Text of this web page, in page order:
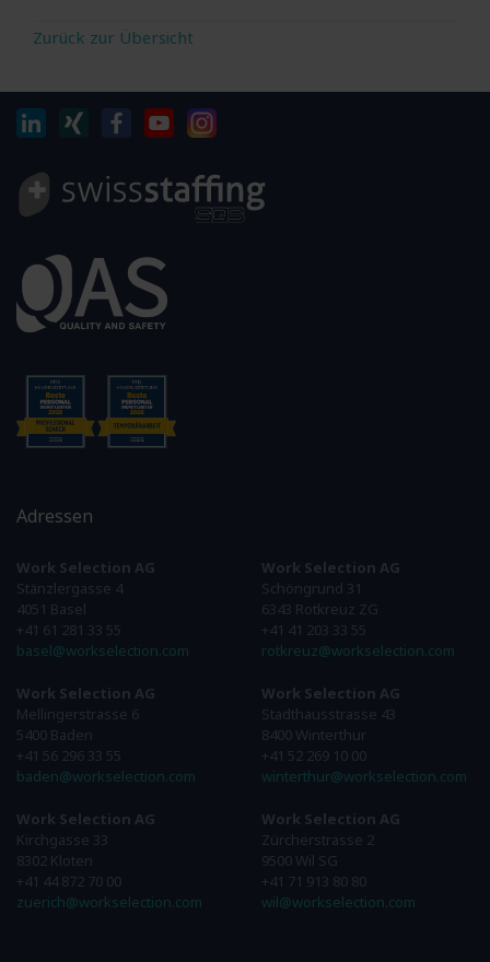
Zurück zur Übersicht
Adressen
Work Selection AG
Stänzlergasse 4
4051 Basel
+41 61 281 33 55
basel@workselection.com
Work Selection AG
Mellingerstrasse 6
5400 Baden
+41 56 296 33 55
baden@workselection.com
Work Selection AG
Kirchgasse 33
8302 Kloten
+41 44 872 70 00
zuerich@workselection.com
Work Selection AG
Schöngrund 31
6343 Rotkreuz ZG
+41 41 203 33 55
rotkreuz@workselection.com
Work Selection AG
Stadthausstrasse 43
8400 Winterthur
+41 52 269 10 00
winterthur@workselection.com
Work Selection AG
Zürcherstrasse 2
9500 Wil SG
+41 71 913 80 80
wil@workselection.com